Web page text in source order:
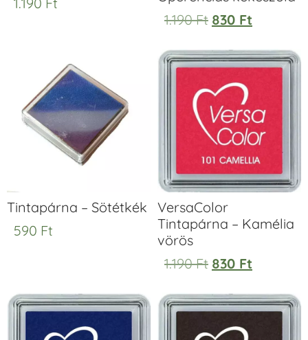
1.190Ft 830 Ft
Tintapárna – Sötétkék
590 Ft
VersaColor
Tintapárna – Kamélia
vörös
1.190Ft 830 Ft